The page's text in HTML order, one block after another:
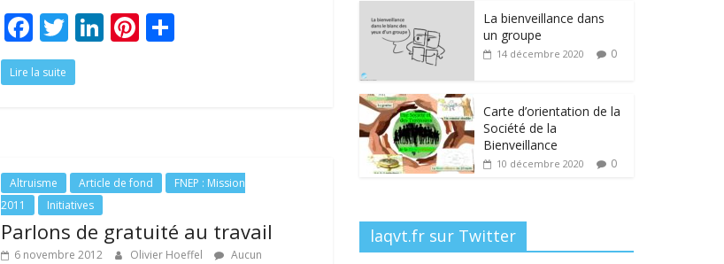
F
ac
e
o
k
T
w
itt
Li
n
Pi
Lire la suite
Altruisme Article de fond
FNEP : Mission
2011
Initiatives
Parlons de gratuité au travail
6 novembre 2012 Olivier Hoeffel
Aucun
b
o
o
k
er e
dI
e
st
g
er
La bienveillance dans
un groupe
14 décembre 2020 0
Carte d’orientation de la
Société de la
Bienveillance
10 décembre 2020 0
laqvt.fr sur Twitter